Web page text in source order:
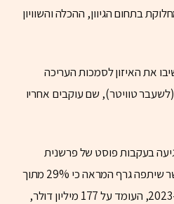
בתחום הגיוון, ההכלה והשוויון
את האיזון לסמכות העריכה
שלהם”, כתב מאסק ברשת X (לשעבר טוויטר), שם עוקבים אחריו
בעקבות פוסט של פרשנית
”, אשר שיתפה גרף המראה כי 29% מתוך
תקציב ויקיפדיה לשנת 2023-2024, העומד על 177 מיליון דולר,